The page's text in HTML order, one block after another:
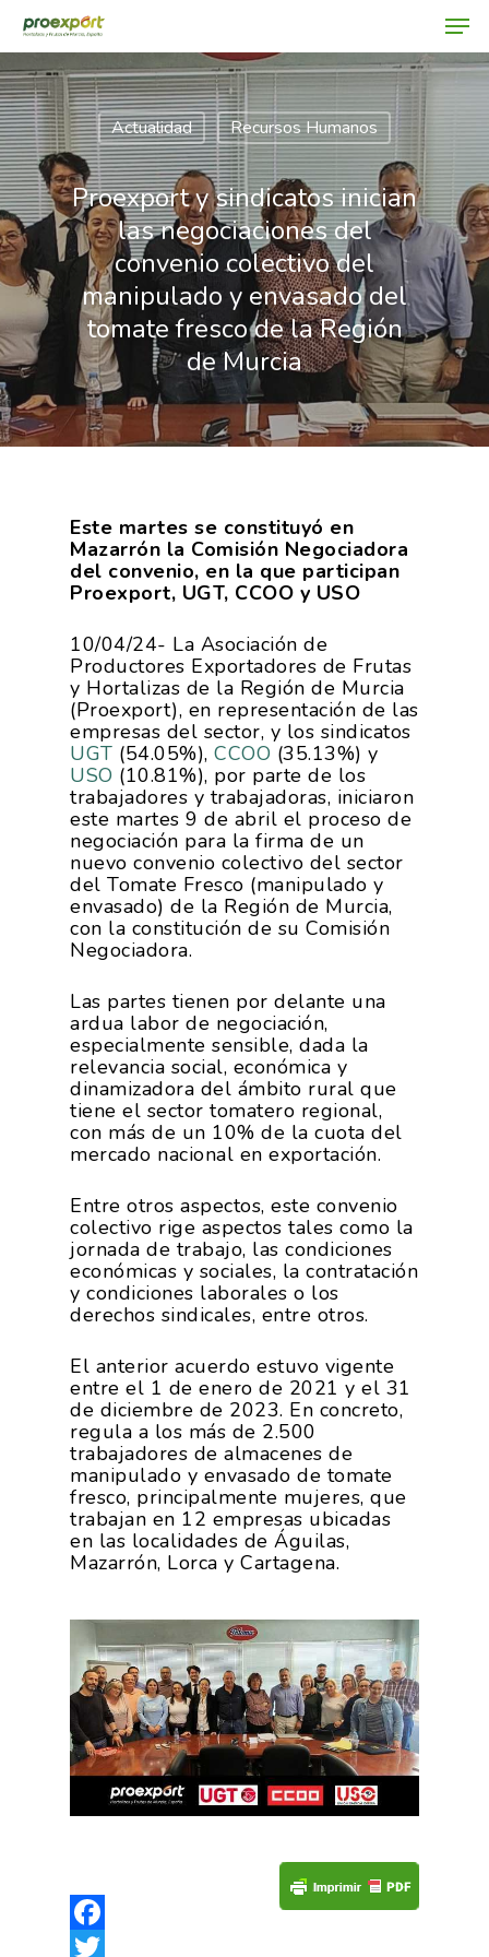
Hit enter to search or ESC to close
Actualidad Recursos Humanos
Proexport y sindicatos inician
las negociaciones del
convenio colectivo del
manipulado y envasado del
tomate fresco de la Región
de Murcia
Este martes se constituyó en
Mazarrón la Comisión Negociadora
del convenio, en la que participan
Proexport, UGT, CCOO y USO
10/04/24- La Asociación de
Productores Exportadores de Frutas
y Hortalizas de la Región de Murcia
(Proexport), en representación de las
empresas del sector, y los sindicatos
UGT (54.05%), CCOO (35.13%) y
USO (10.81%), por parte de los
trabajadores y trabajadoras, iniciaron
este martes 9 de abril el proceso de
negociación para la firma de un
nuevo convenio colectivo del sector
del Tomate Fresco (manipulado y
envasado) de la Región de Murcia,
con la constitución de su Comisión
Negociadora.
Las partes tienen por delante una
ardua labor de negociación,
especialmente sensible, dada la
relevancia social, económica y
dinamizadora del ámbito rural que
tiene el sector tomatero regional,
con más de un 10% de la cuota del
mercado nacional en exportación.
Entre otros aspectos, este convenio
colectivo rige aspectos tales como la
jornada de trabajo, las condiciones
económicas y sociales, la contratación
y condiciones laborales o los
derechos sindicales, entre otros.
El anterior acuerdo estuvo vigente
entre el 1 de enero de 2021 y el 31
de diciembre de 2023. En concreto,
regula a los más de 2.500
trabajadores de almacenes de
manipulado y envasado de tomate
fresco, principalmente mujeres, que
trabajan en 12 empresas ubicadas
en las localidades de Águilas,
Mazarrón, Lorca y Cartagena.
Facebook
La Asociación